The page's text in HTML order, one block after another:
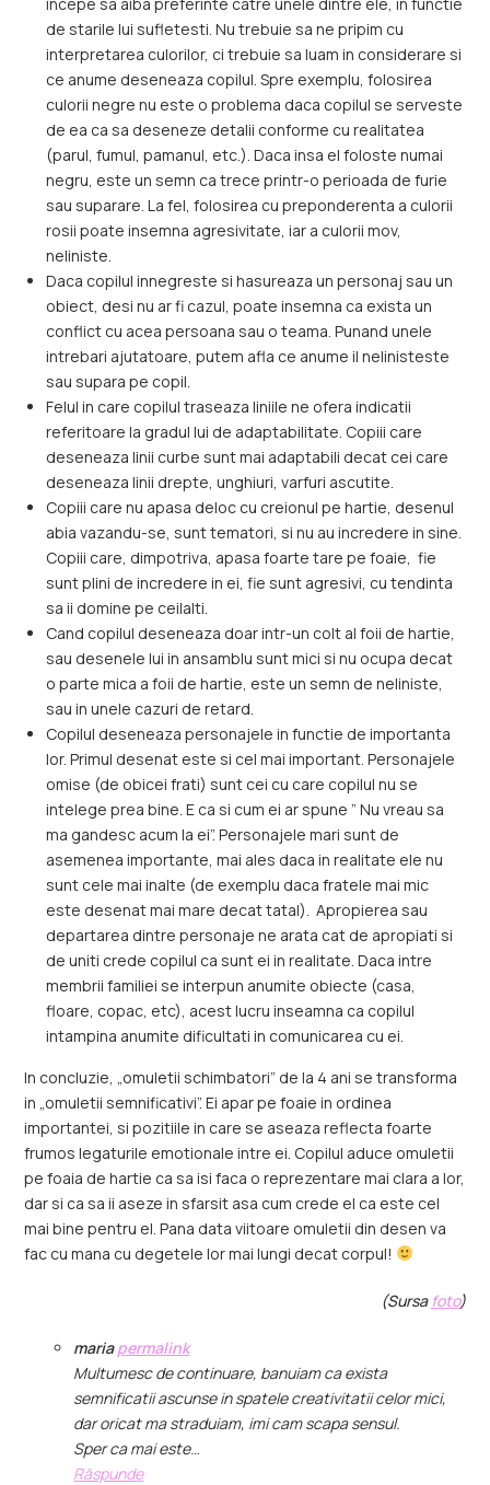
de starile lui sufletesti. Nu trebuie sa ne pripim cu
interpretarea culorilor, ci trebuie sa luam in considerare si
ce anume deseneaza copilul. Spre exemplu, folosirea
culorii negre nu este o problema daca copilul se serveste
de ea ca sa deseneze detalii conforme cu realitatea
(parul, fumul, pamanul, etc.). Daca insa el foloste numai
negru, este un semn ca trece printr-o perioada de furie
sau suparare. La fel, folosirea cu preponderenta a culorii
rosii poate insemna agresivitate, iar a culorii mov,
neliniste.
Daca copilul innegreste si hasureaza un personaj sau un
obiect, desi nu ar fi cazul, poate insemna ca exista un
conflict cu acea persoana sau o teama. Punand unele
intrebari ajutatoare, putem afla ce anume il nelinisteste
sau supara pe copil.
Felul in care copilul traseaza liniile ne ofera indicatii
referitoare la gradul lui de adaptabilitate. Copiii care
deseneaza linii curbe sunt mai adaptabili decat cei care
deseneaza linii drepte, unghiuri, varfuri ascutite.
Copiii care nu apasa deloc cu creionul pe hartie, desenul
abia vazandu-se, sunt tematori, si nu au incredere in sine.
Copiii care, dimpotriva, apasa foarte tare pe foaie, fie
sunt plini de incredere in ei, fie sunt agresivi, cu tendinta
sa ii domine pe ceilalti.
Cand copilul deseneaza doar intr-un colt al foii de hartie,
sau desenele lui in ansamblu sunt mici si nu ocupa decat
o parte mica a foii de hartie, este un semn de neliniste,
sau in unele cazuri de retard.
Copilul deseneaza personajele in functie de importanta
lor. Primul desenat este si cel mai important. Personajele
omise (de obicei frati) sunt cei cu care copilul nu se
intelege prea bine. E ca si cum ei ar spune ” Nu vreau sa
ma gandesc acum la ei”. Personajele mari sunt de
asemenea importante, mai ales daca in realitate ele nu
sunt cele mai inalte (de exemplu daca fratele mai mic
este desenat mai mare decat tatal). Apropierea sau
departarea dintre personaje ne arata cat de apropiati si
de uniti crede copilul ca sunt ei in realitate. Daca intre
membrii familiei se interpun anumite obiecte (casa,
floare, copac, etc), acest lucru inseamna ca copilul
intampina anumite dificultati in comunicarea cu ei.
In concluzie, „omuletii schimbatori” de la 4 ani se transforma
in „omuletii semnificativi”. Ei apar pe foaie in ordinea
importantei, si pozitiile in care se aseaza reflecta foarte
frumos legaturile emotionale intre ei. Copilul aduce omuletii
pe foaia de hartie ca sa isi faca o reprezentare mai clara a lor,
dar si ca sa ii aseze in sfarsit asa cum crede el ca este cel
mai bine pentru el. Pana data viitoare omuletii din desen va
fac cu mana cu degetele lor mai lungi decat corpul!
(Sursa foto)
mariapermalink
Multumesc de continuare, banuiam ca exista
semnificatii ascunse in spatele creativitatii celor mici,
dar oricat ma straduiam, imi cam scapa sensul.
Sper ca mai este…
Răspunde